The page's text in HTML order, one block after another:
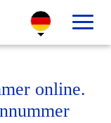
online.